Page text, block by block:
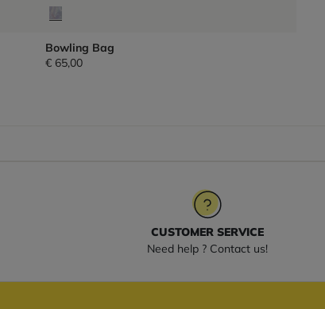
Bowling Bag
€ 65,00
CUSTOMER SERVICE
Need help ? Contact us!